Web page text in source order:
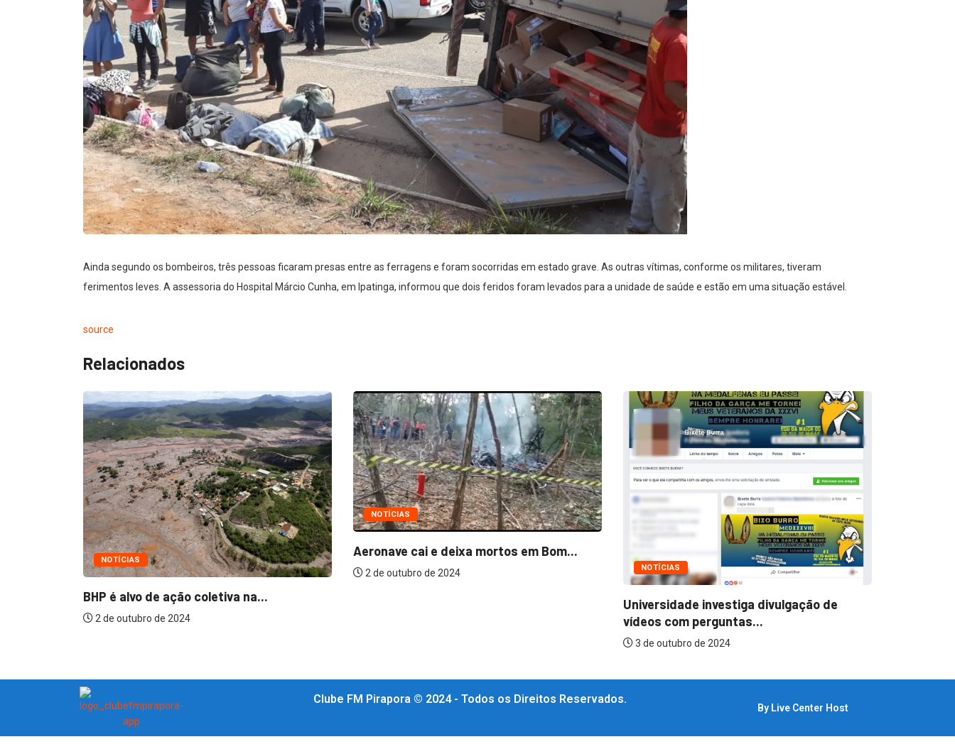
Ainda segundo os bombeiros, três pessoas ficaram presas entre as ferragens e foram socorridas em estado grave. As outras vítimas, conforme os militares, tiveram
ferimentos leves. A assessoria do Hospital Márcio Cunha, em Ipatinga, informou que dois feridos foram levados para a unidade de saúde e estão em uma situação estável.
source
Relacionados
NOTÍCIAS
BHP é alvo de ação coletiva na...
2 de outubro de 2024
NOTÍCIAS
Aeronave cai e deixa mortos em Bom...
2 de outubro de 2024 NOTÍCIAS
Universidade investiga divulgação de
vídeos com perguntas...
3 de outubro de 2024
Clube FM Pirapora © 2024 - Todos os Direitos Reservados.
By Live Center Host